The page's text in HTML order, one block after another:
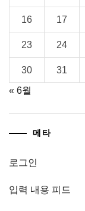
16 17
23 24
30
31
« 6월
메타
로그인
입력 내용 피드